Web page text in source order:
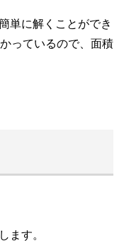
単に解くことができ
っているので、面積
ます。